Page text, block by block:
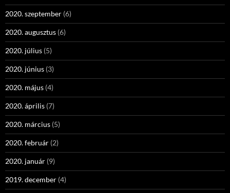
2020. szeptember (6)
2020. augusztus (6)
2020. július (5)
2020. június (3)
2020. május (4)
2020. április (7)
2020. március (5)
2020. február (2)
2020. január (9)
2019. december (4)